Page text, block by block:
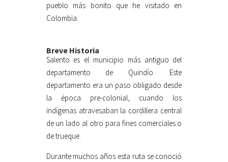
pueblo más bonito que he visitado en
Colombia.
Breve Historia
Salento es el municipio más antiguo del
departamento de Quindío. Este
departamento era un paso obligado desde
la época pre-colonial, cuando los
indígenas atravesaban la cordillera central
de un lado al otro para fines comerciales o
de trueque.
Durante muchos años esta ruta se conoció